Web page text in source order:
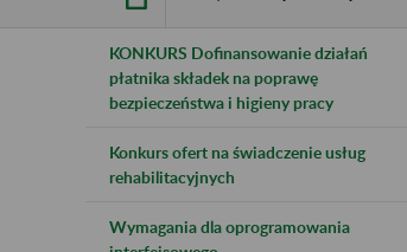
KONKURS Dofinansowanie działań
płatnika składek na poprawę
bezpieczeństwa i higieny pracy
Konkurs ofert na świadczenie usług
rehabilitacyjnych
Wymagania dla oprogramowania